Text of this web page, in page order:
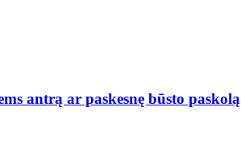
antrą ar paskesnę būsto paskolą